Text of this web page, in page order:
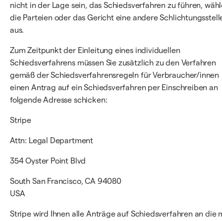
nicht in der Lage sein, das Schiedsverfahren zu führen,
die Parteien oder das Gericht eine andere
aus.
Zum Zeitpunkt der Einleitung eines individuellen
Schiedsverfahrens müssen Sie zusätzlich zu den Verfahren
gemäß der Schiedsverfahrensregeln für Verbraucher/innen
einen Antrag auf ein Schiedsverfahren per Einschreiben an
folgende Adresse schicken:
Stripe
Attn: Legal Department
354 Oyster Point Blvd
South San Francisco, CA 94080
USA
Stripe wird Ihnen alle Anträge auf Schiedsverfahren an die